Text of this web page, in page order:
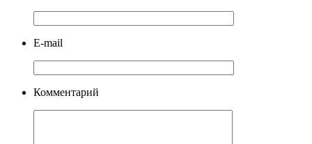
E-mail
Комментарий